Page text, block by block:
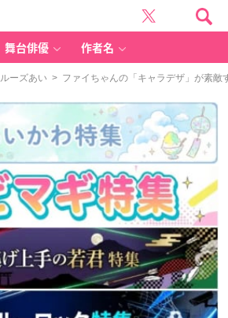
舞台俳優 作者名
ーズあい > ファイちゃんの「キャラデザ」が素敵